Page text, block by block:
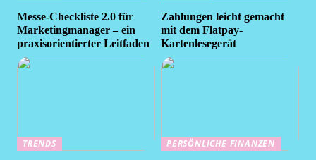
Messe-Checkliste 2.0 für
Marketingmanager – ein
praxisorientierter Leitfaden
Zahlungen leicht gemacht
mit dem Flatpay-
Kartenlesegerät
TRENDS
PERSÖNLICHE FINANZEN